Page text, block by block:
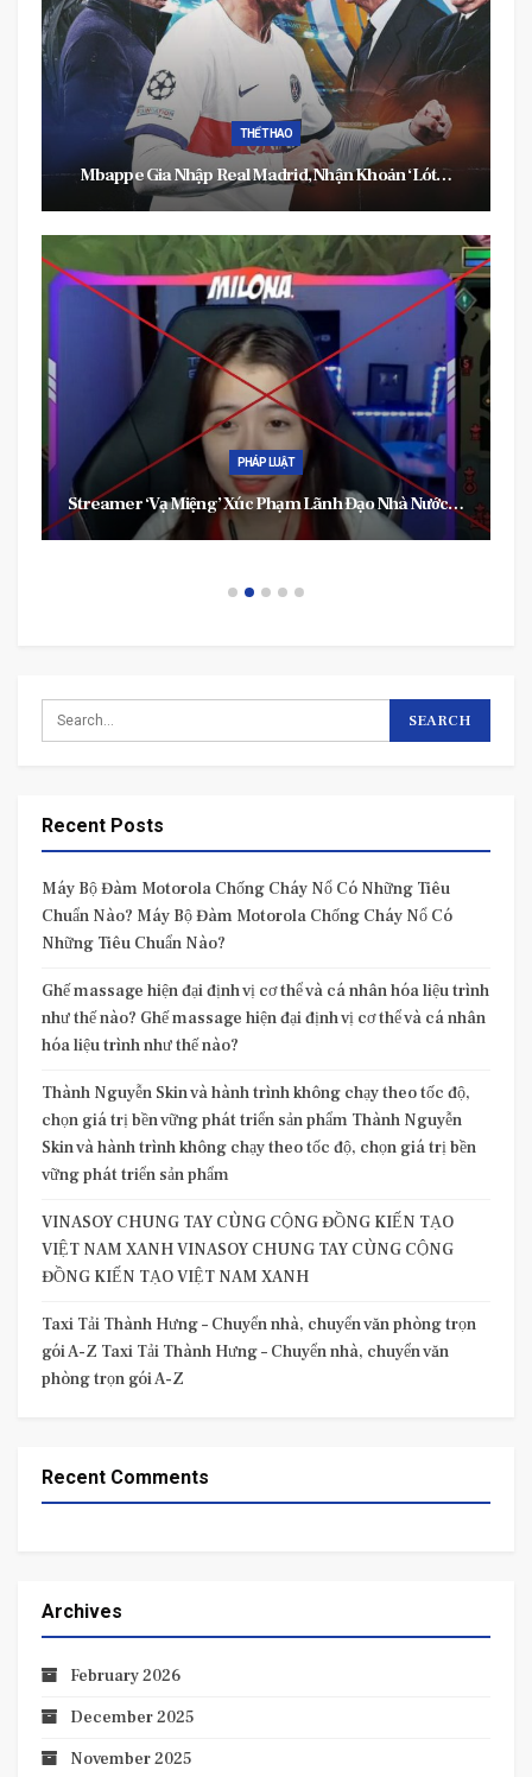
‘lót…
Nhà Nước…
Người Đàn Ông Bắt Cháu Gái 5 Tuổi Đeo Vòng
Vật Nuôi,…
THỂ THAO
VFF Nhận Lệnh Từ AFC, CLB Nào Sẽ Phải Rời
Động Hàng…
Recent Posts
Máy Bộ Đàm Motorola Chống Cháy Nổ Có Những Tiêu
Chuẩn Nào? Máy Bộ Đàm Motorola Chống Cháy Nổ Có
Những Tiêu Chuẩn Nào?
Ghế massage hiện đại định vị cơ thể và cá nhân hóa liệu trình
như thế nào? Ghế massage hiện đại định vị cơ thể và cá nhân
hóa liệu trình như thế nào?
Thành Nguyễn Skin và hành trình không chạy theo tốc độ,
chọn giá trị bền vững phát triển sản phẩm Thành Nguyễn
Skin và hành trình không chạy theo tốc độ, chọn giá trị bền
vững phát triển sản phẩm
VINASOY CHUNG TAY CÙNG CỘNG ĐỒNG KIẾN TẠO
VIỆT NAM XANH VINASOY CHUNG TAY CÙNG CỘNG
ĐỒNG KIẾN TẠO VIỆT NAM XANH
Taxi Tải Thành Hưng – Chuyển nhà, chuyển văn phòng trọn
gói A-Z Taxi Tải Thành Hưng – Chuyển nhà, chuyển văn
phòng trọn gói A-Z
Recent Comments
Archives
February 2026
December 2025
November 2025